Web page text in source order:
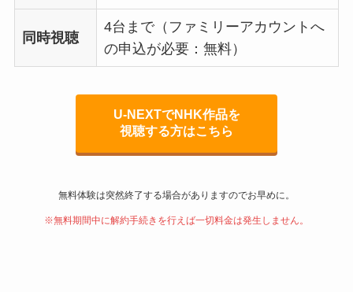
同時視聴
4台まで（ファミリーアカウントへ
の申込が必要：無料）
U-NEXTでNHK作品を
視聴する方はこちら
無料体験は突然終了する場合がありますのでお早めに。
※無料期間中に解約手続きを行えば一切料金は発生しません。